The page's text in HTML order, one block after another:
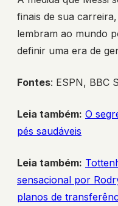
finais de sua
lembram ao mundo
definir uma era de
Fontes: ESPN, BBC
Leia também: O
pés saudáveis
Leia também:
sensacional por
planos de